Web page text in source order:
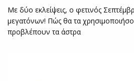
Με δύο εκλείψεις, ο φετινός
μεγατόνων! Πώς θα τα
προβλέπουν τα άστρα